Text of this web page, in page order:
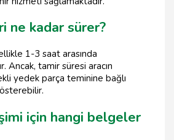
ne kadar sürer?
1-3 saat arasında
Ancak, tamir süresi aracın
yedek parça teminine bağlı
için hangi belgeler